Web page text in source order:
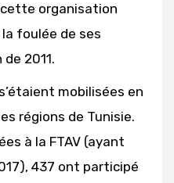
organisation
foulée de ses
2011.
mobilisées en
régions de Tunisie.
à la FTAV (ayant
437 ont participé